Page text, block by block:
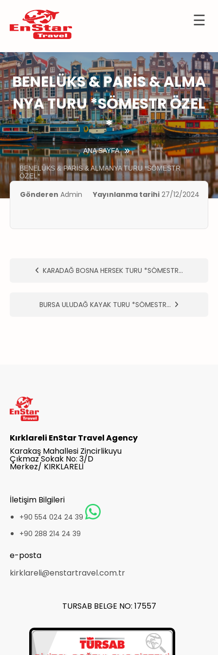
İçeriğe
☰
KIBRIS
BENELÜKS & PARİS & ALMA
NYA TURU *SÖMESTR ÖZEL
*
ANA SAYFA
BENELÜKS & PARİS & ALMANYA TURU *SÖMESTR
ÖZEL*
Gönderen Admin Yayınlanma tarihi 27/12/2024
KARADAĞ BOSNA HERSEK TURU *SÖMESTR…
BURSA ULUDAĞ KAYAK TURU *SÖMESTR…
Kırklareli EnStar Travel Agency
Karakaş Mahallesi Zincirlikuyu
Çıkmaz Sokak No: 3/D
Merkez/ KIRKLARELİ
İletişim Bilgileri
+90 554 024 24 39
+90 288 214 24 39
e-posta
kirklareli@enstartravel.com.tr
TURSAB BELGE NO: 17557